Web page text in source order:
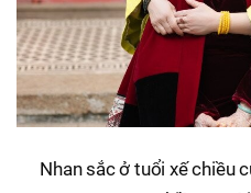
Nhan sắc ở tuổi xế chiều